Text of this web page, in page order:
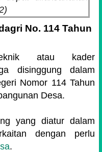
No. 114 Tahun
atau kader
disinggung dalam
Nomor 114 Tahun
Desa.
yang diatur dalam
dengan perlu
.